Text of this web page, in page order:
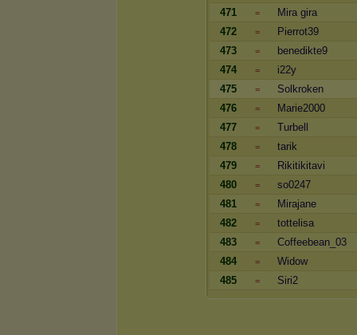
471
=
Mira gira
472
=
Pierrot39
473
=
benedikte9
474
=
i22y
475
=
Solkroken
476
=
Marie2000
477
=
Turbell
478
=
tarik
479
=
Rikitikitavi
480
=
so0247
481
=
Mirajane
482
=
tottelisa
483
=
Coffeebean_03
484
=
Widow
485
= Siri2